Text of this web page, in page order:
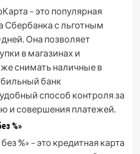
– это популярная
Сбербанка с льготным
Она позволяет
в магазинах и
снимать наличные в
банк
способ контроля за
и совершения платежей.
%»
%» – это кредитная карта